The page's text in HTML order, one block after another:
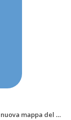
Alzando gli occhi al cielo – Vale la sveglia?Le congiunzioni di agosto 2026